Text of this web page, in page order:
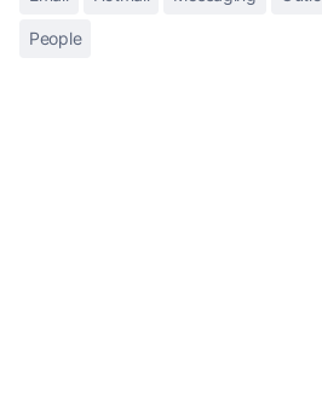
People